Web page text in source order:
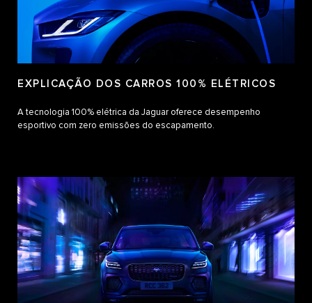
EXPLICAÇÃO DOS CARROS 100% ELÉTRICOS
A tecnologia 100% elétrica da Jaguar oferece desempenho
esportivo com zero emissões do escapamento.